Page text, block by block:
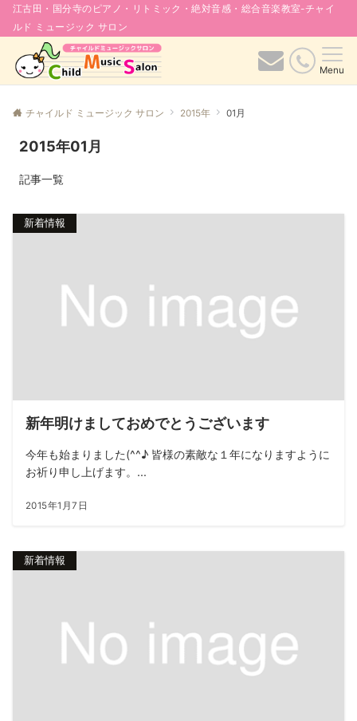
江古田・国分寺のピアノ・リトミック・絶対音感・総合音楽教室-チャイ
ルド ミュージック サロン
Menu
チャイルド ミュージック サロン 2015年 01月
2015年01月
記事一覧
新着情報
新年明けましておめでとうございます
今年も始まりました(^^♪ 皆様の素敵な１年になりますように
お祈り申し上げます。...
2015年1月7日
新着情報